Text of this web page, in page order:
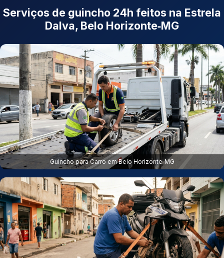
Serviços de guincho 24h feitos na Estrela
Dalva, Belo Horizonte‑MG
Guincho para Carro em Belo Horizonte‑MG